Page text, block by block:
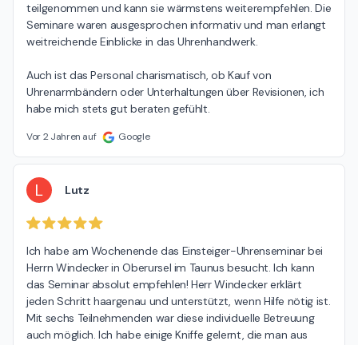
teilgenommen und kann sie wärmstens weiterempfehlen. Die
Seminare waren ausgesprochen informativ und man erlangt
weitreichende Einblicke in das Uhrenhandwerk.
Auch ist das Personal charismatisch, ob Kauf von
Uhrenarmbändern oder Unterhaltungen über Revisionen, ich
habe mich stets gut beraten gefühlt.
Vor 2 Jahren auf Google
L Lutz
Ich habe am Wochenende das Einsteiger-Uhrenseminar bei
Herrn Windecker in Oberursel im Taunus besucht. Ich kann
das Seminar absolut empfehlen! Herr Windecker erklärt
jeden Schritt haargenau und unterstützt, wenn Hilfe nötig ist.
Mit sechs Teilnehmenden war diese individuelle Betreuung
auch möglich. Ich habe einige Kniffe gelernt, die man aus